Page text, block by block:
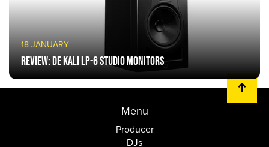
18 JANUARY
Review: de Kali LP-6 studio monitors
Menu
Producer
DJs